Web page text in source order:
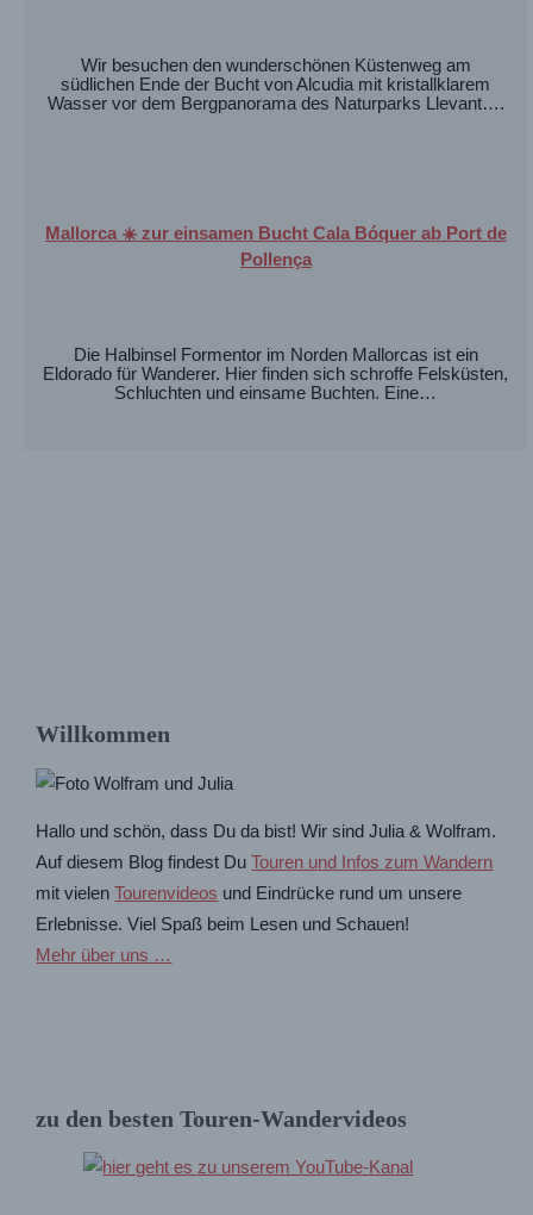
Willkommen
Hallo und schön, dass Du da bist! Wir sind Julia & Wolfram.
Auf diesem Blog findest DuTouren und Infos zum Wandern
mit vielenTourenvideos und Eindrücke rund um unsere
Erlebnisse. Viel Spaß beim Lesen und Schauen!
Mehr über uns …
zu den besten Touren-Wandervideos
Wir besuchen den wunderschönen Küstenweg am
südlichen Ende der Bucht von Alcudia mit kristallklarem
Wasser vor dem Bergpanorama des Naturparks Llevant….
Mallorca ☀️ zur einsamen Bucht Cala Bóquer ab Port de
Pollença
Die Halbinsel Formentor im Norden Mallorcas ist ein
Eldorado für Wanderer. Hier finden sich schroffe Felsküsten,
Schluchten und einsame Buchten. Eine…